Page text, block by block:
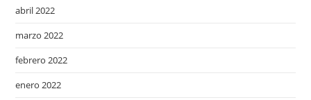
abril 2022
marzo 2022
febrero 2022
enero 2022